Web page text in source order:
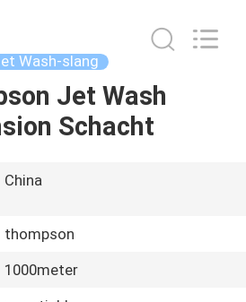
Wash-slang
Jet Wash
Schacht
China
thompson
1000meter